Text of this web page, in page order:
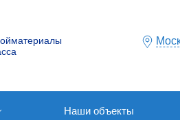
Наши объекты